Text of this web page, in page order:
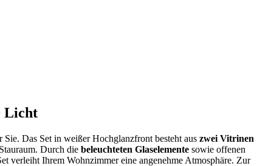
Licht
Das Set in weißer Hochglanzfront besteht aus zwei Vitrinen
Durch die beleuchteten Glaselemente sowie offenen
verleiht Ihrem Wohnzimmer eine angenehme Atmosphäre. Zur